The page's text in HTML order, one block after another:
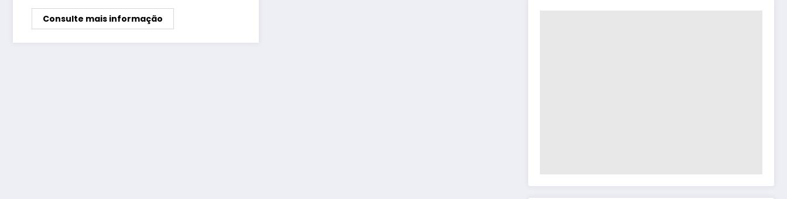
Consulte mais informação